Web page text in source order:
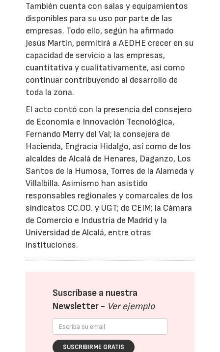
También cuenta con salas y equipamientos
disponibles para su uso por parte de las
empresas. Todo ello, según ha afirmado
Jesús Martín, permitirá a AEDHE crecer en su
capacidad de servicio a las empresas,
cuantitativa y cualitativamente, así como
continuar contribuyendo al desarrollo de
toda la zona.
El acto contó con la presencia del consejero
de Economía e Innovación Tecnológica,
Fernando Merry del Val; la consejera de
Hacienda, Engracia Hidalgo, así como de los
alcaldes de Alcalá de Henares, Daganzo, Los
Santos de la Humosa, Torres de la Alameda y
Villalbilla. Asimismo han asistido
responsables regionales y comarcales de los
sindicatos CC.OO. y UGT; de CEIM; la Cámara
de Comercio e Industria de Madrid y la
Universidad de Alcalá, entre otras
instituciones.
Suscríbase a nuestra
Newsletter - Ver ejemplo
SUSCRIBIRME GRATIS